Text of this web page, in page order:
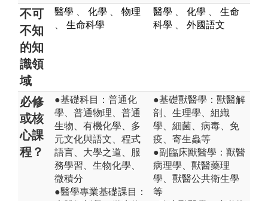
不可
不知
的知
識領
域
醫學 化學
物理
生命科學
醫學 化學
生命
科學
外國語文
必修
或核
心課
程？
●基礎科目：普通化
學、普通物理、普通
生物、有機化學、多
元文化與語文、程式
語言、大學之道、服
務學習、生物化學、
微積分
●醫學專業基礎課目：
●基礎獸醫學：獸醫解
剖、生理學、組織
學、細菌、病毒、免
疫、寄生蟲等
●副臨床獸醫學：獸醫
病理學、獸醫藥理
學、獸醫公共衛生學
等